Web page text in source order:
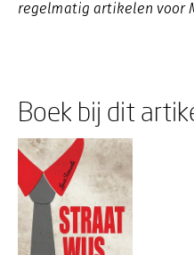
regelmatig artikelen voor
Boek bij dit